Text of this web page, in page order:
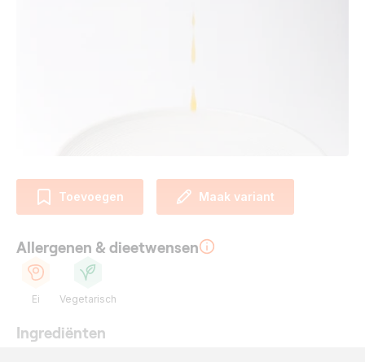
Toevoegen Maak variant
Allergenen & dieetwensen
Ei Vegetarisch
Ingrediënten